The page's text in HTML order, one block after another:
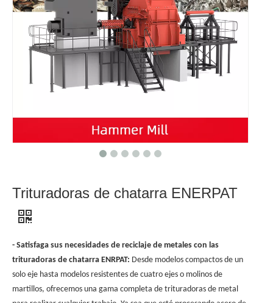
Trituradoras de chatarra ENERPAT
- Satisfaga sus necesidades de reciclaje de metales con las
trituradoras de chatarra ENRPAT: Desde modelos compactos de un
solo eje hasta modelos resistentes de cuatro ejes o molinos de
martillos, ofrecemos una gama completa de trituradoras de metal